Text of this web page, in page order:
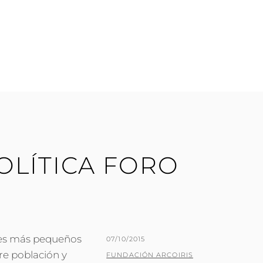
FORO
más pequeños
población y
PUBLICADO
EL
07/10/2015
POR
FUNDACIÓN ARCOIRIS